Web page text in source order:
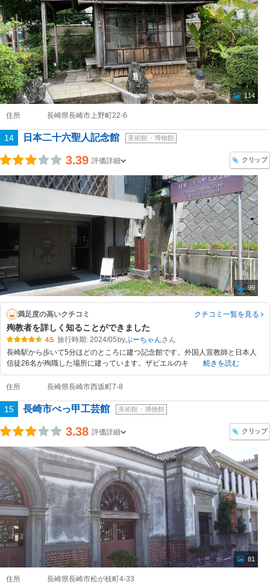
114
住所 長崎県長崎市上野町22-6
14 日本二十六聖人記念館 美術館・博物館
3.39 評価詳細 クリップ
99
満足度の高いクチコミ クチコミ一覧を見る
殉教者を詳しく知ることができました
4.5 旅行時期: 2024/05 byぷーちゃん
長崎駅から歩いて5分ほどのところに建つ記念館です。外国人宣教師と日本人
信徒26名が殉職した場所に建っています。ザビエルのキ
続きを読む
住所 長崎県長崎市西坂町7-8
15 長崎市べっ甲工芸館 美術館・博物館
3.38 評価詳細 クリップ
81
住所 長崎県長崎市松が枝町4-33